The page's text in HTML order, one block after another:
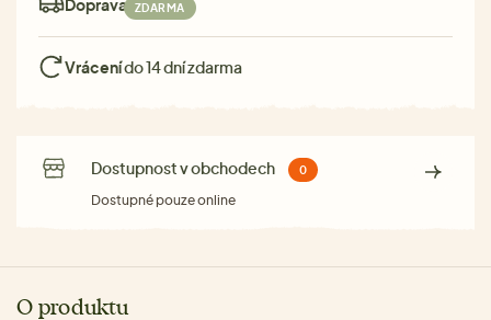
Doprava: ZDARMA
Vrácenído 14 dní zdarma
Dostupnost v obchodech 0
Dostupné pouze online
O produktu